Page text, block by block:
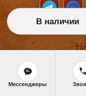
В наличии
Мессенджеры